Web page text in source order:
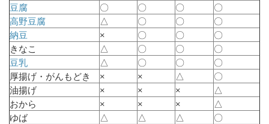
豆腐
〇 〇 〇
〇
高野豆腐
△ 〇 〇
〇
納豆
× 〇 〇
〇
きなこ
△ 〇 〇
〇
豆乳
△ 〇 〇
〇
厚揚げ・がんもどき
× × △
〇
油揚げ
× × ×
△
おから
× × ×
△
ゆば
△ △ △
〇